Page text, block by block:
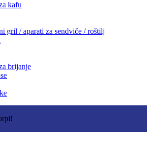
kafu
gril / aparati za sendviče / roštilj
brijanje